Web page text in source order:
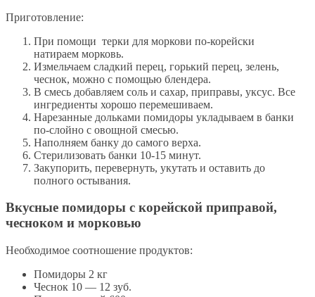
Приготовление:
При помощи терки для моркови по-корейски
натираем морковь.
Измельчаем сладкий перец, горький перец, зелень,
чеснок, можно с помощью блендера.
В смесь добавляем соль и сахар, приправы, уксус. Все
ингредиенты хорошо перемешиваем.
Нарезанные дольками помидоры укладываем в банки
по-слойно с овощной смесью.
Наполняем банку до самого верха.
Стерилизовать банки 10-15 минут.
Закупорить, перевернуть, укутать и оставить до
полного остывания.
Вкусные помидоры с корейской приправой,
чесноком и морковью
Необходимое соотношение продуктов:
Помидоры 2 кг
Чеснок 10 — 12 зуб.